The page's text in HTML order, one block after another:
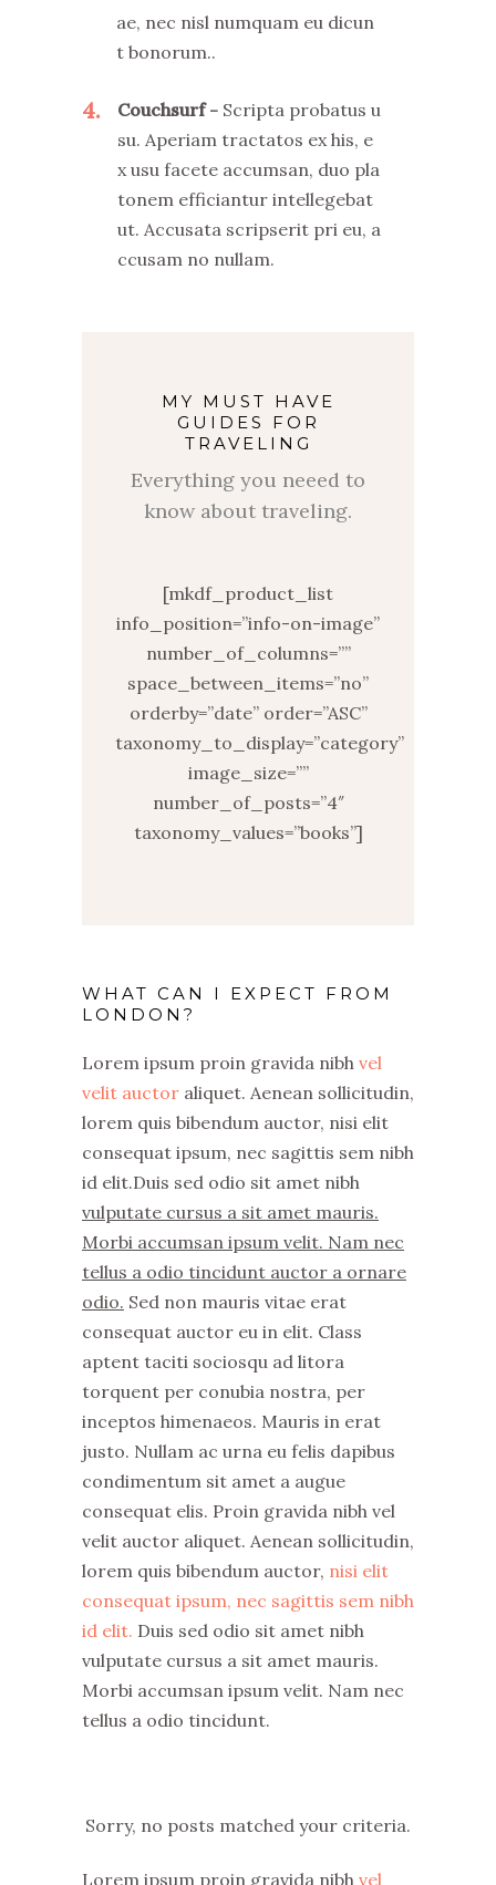
ae, nec nisl numquam eu dicun
t bonorum..
4 Couchsurf
Scripta probatus u
su. Aperiam tractatos ex his, e
x usu facete accumsan, duo pla
tonem efficiantur intellegebat
ut. Accusata scripserit pri eu, a
ccusam no nullam.
MY MUST HAVE
GUIDES FOR
TRAVELING
Everything you neeed to
know about traveling.
[mkdf_product_list
info_position=”info-on-image”
number_of_columns=””
space_between_items=”no”
orderby=”date” order=”ASC”
taxonomy_to_display=”category”
image_size=””
number_of_posts=”4″
taxonomy_values=”books”]
WHAT CAN I EXPECT FROM
LONDON?
Lorem ipsum proin gravida nibh vel
velit auctor aliquet. Aenean sollicitudin,
lorem quis bibendum auctor, nisi elit
consequat ipsum, nec sagittis sem nibh
id elit.Duis sed odio sit amet nibh
vulputate cursus a sit amet mauris.
Morbi accumsan ipsum velit. Nam nec
tellus a odio tincidunt auctor a ornare
odio. Sed non mauris vitae erat
consequat auctor eu in elit. Class
aptent taciti sociosqu ad litora
torquent per conubia nostra, per
inceptos himenaeos. Mauris in erat
justo. Nullam ac urna eu felis dapibus
condimentum sit amet a augue
consequat elis. Proin gravida nibh vel
velit auctor aliquet. Aenean sollicitudin,
lorem quis bibendum auctor, nisi elit
consequat ipsum, nec sagittis sem nibh
id elit. Duis sed odio sit amet nibh
vulputate cursus a sit amet mauris.
Morbi accumsan ipsum velit. Nam nec
tellus a odio tincidunt.
Sorry, no posts matched your criteria.
Lorem ipsum proin gravida nibh vel